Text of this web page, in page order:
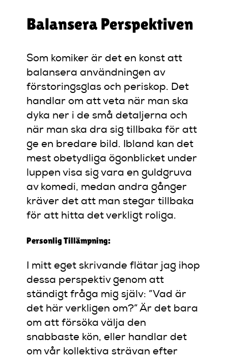
Balansera Perspektiven
Som komiker är det en konst att
balansera användningen av
förstoringsglas och periskop. Det
handlar om att veta när man ska
dyka ner i de små detaljerna och
när man ska dra sig tillbaka för att
ge en bredare bild. Ibland kan det
mest obetydliga ögonblicket under
luppen visa sig vara en guldgruva
av komedi, medan andra gånger
kräver det att man stegar tillbaka
för att hitta det verkligt roliga.
Personlig Tillämpning:
I mitt eget skrivande flätar jag ihop
dessa perspektiv genom att
ständigt fråga mig själv: ”Vad är
det här verkligen om?” Är det bara
om att försöka välja den
snabbaste kön, eller handlar det
om vår kollektiva strävan efter